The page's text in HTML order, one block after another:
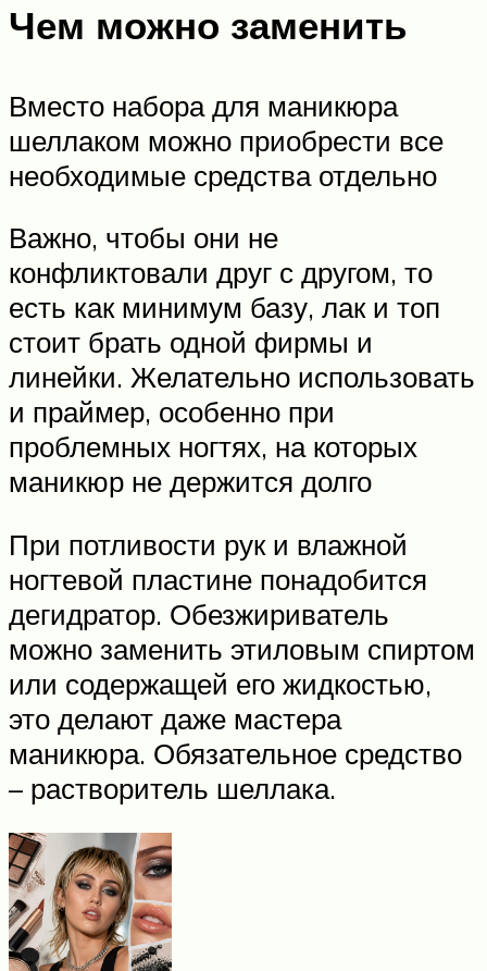
Чем можно заменить
Вместо набора для маникюра
шеллаком можно приобрести все
необходимые средства отдельно
Важно, чтобы они не
конфликтовали друг с другом, то
есть как минимум базу, лак и топ
стоит брать одной фирмы и
линейки. Желательно использовать
и праймер, особенно при
проблемных ногтях, на которых
маникюр не держится долго
При потливости рук и влажной
ногтевой пластине понадобится
дегидратор. Обезжириватель
можно заменить этиловым спиртом
или содержащей его жидкостью,
это делают даже мастера
маникюра. Обязательное средство
– растворитель шеллака.